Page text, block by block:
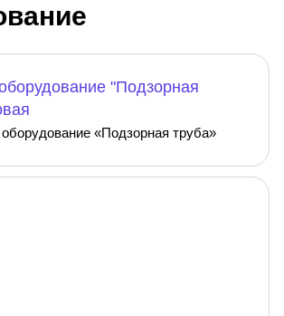
«Подзорная труба»